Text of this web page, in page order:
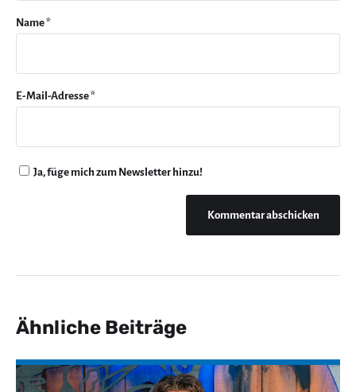
Name*
E-Mail-Adresse*
Ja, füge mich zum Newsletter hinzu!
Ähnliche Beiträge